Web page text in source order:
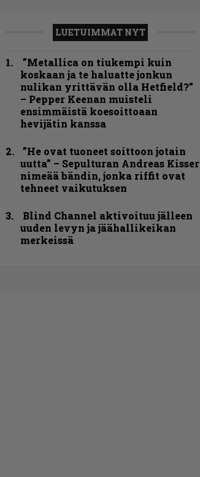
LUETUIMMAT NYT
”Metallica on tiukempi kuin
koskaan ja te haluatte jonkun
nulikan yrittävän olla Hetfield?”
– Pepper Keenan muisteli
ensimmäistä koesoittoaan
hevijätin kanssa
”He ovat tuoneet soittoon jotain
uutta” – Sepulturan Andreas Kisser
nimeää bändin, jonka riffit ovat
tehneet vaikutuksen
Blind Channel aktivoituu jälleen
uuden levyn ja jäähallikeikan
merkeissä